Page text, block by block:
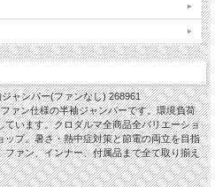
ャンパー(ファンなし) 268961
ァン仕様の半袖ジャンパーです。環境負荷
います。クロダルマ全商品全バリエーショ
プ。暑さ・熱中症対策と節電の両立を目指
ァン、インナー、付属品まで全て取り揃え